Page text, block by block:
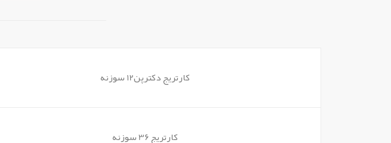
کارتریج دکترپن12 سوزنه
کارتریج 36 سوزنه